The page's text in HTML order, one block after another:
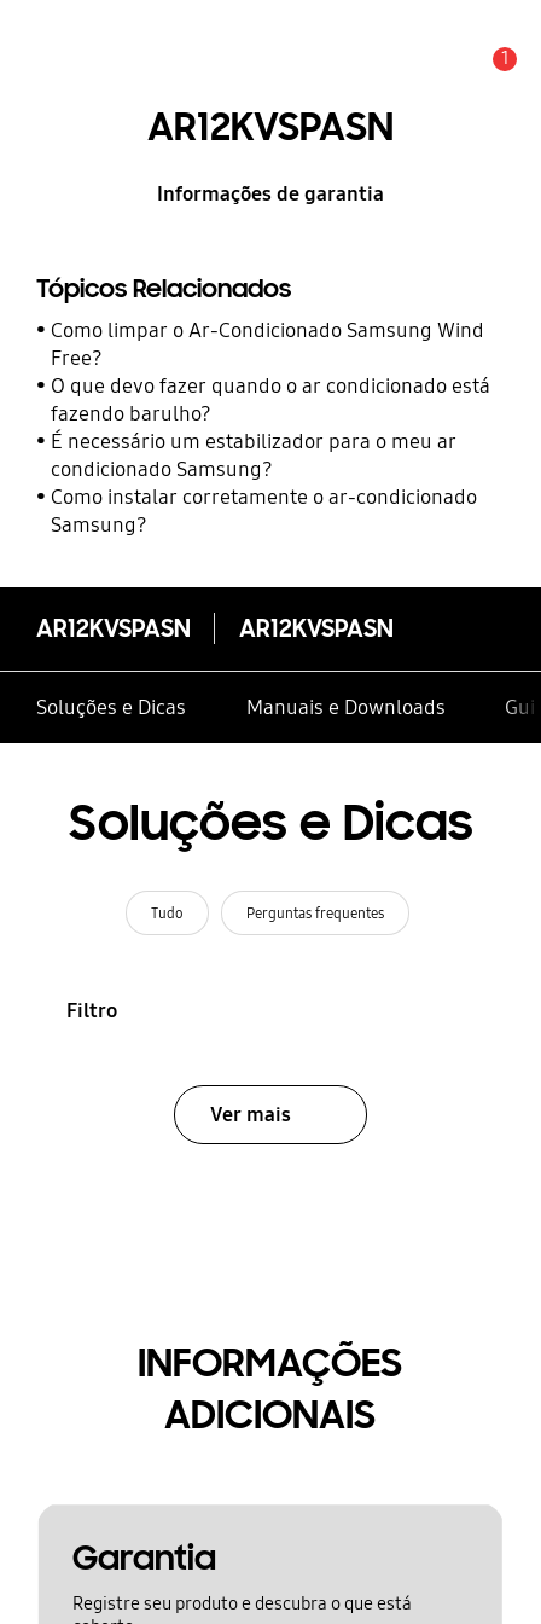
1
AR12KVSPASN
Informações de garantia
Tópicos Relacionados
Como limpar o Ar-Condicionado Samsung Wind
Free?
O que devo fazer quando o ar condicionado está
fazendo barulho?
É necessário um estabilizador para o meu ar
condicionado Samsung?
Como instalar corretamente o ar-condicionado
Samsung?
AR12KVSPASN AR12KVSPASN
Soluções e Dicas Manuais e Downloads
Soluções e Dicas
Tudo Perguntas frequentes
Filtro
Ver mais
INFORMAÇÕES
ADICIONAIS
Garantia
Registre seu produto e descubra o que está